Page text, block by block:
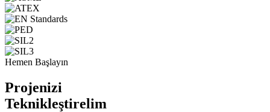
Hemen Başlayın
Projenizi
Teknikleştirelim